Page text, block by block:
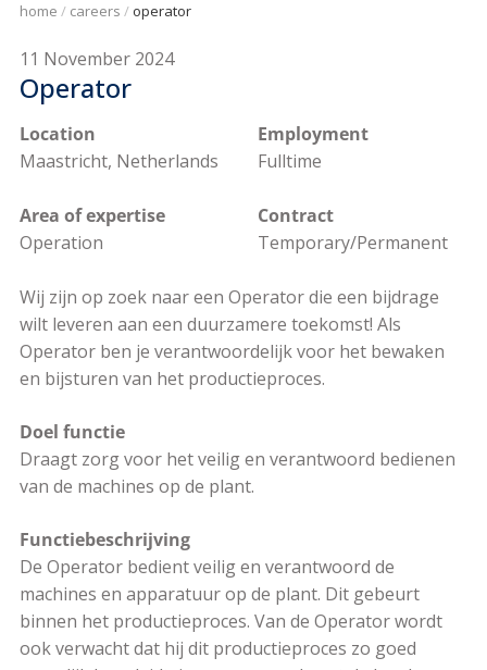
home careers operator
11 November 2024
Operator
Location
Maastricht, Netherlands
Area of expertise
Operation
Employment
Fulltime
Contract
Temporary/Permanent
Wij zijn op zoek naar een Operator die een bijdrage
wilt leveren aan een duurzamere toekomst! Als
Operator ben je verantwoordelijk voor het bewaken
en bijsturen van het productieproces.
Doel functie
Draagt zorg voor het veilig en verantwoord bedienen
van de machines op de plant.
Functiebeschrijving
De Operator bedient veilig en verantwoord de
machines en apparatuur op de plant. Dit gebeurt
binnen het productieproces. Van de Operator wordt
ook verwacht dat hij dit productieproces zo goed